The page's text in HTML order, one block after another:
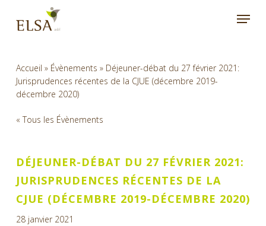
main
Menu
Accueil » Évènements » Déjeuner-débat du 27 février 2021:
Jurisprudences récentes de la CJUE (décembre 2019-
décembre 2020)
« Tous les Évènements
DÉJEUNER-DÉBAT DU 27 FÉVRIER 2021:
JURISPRUDENCES RÉCENTES DE LA
CJUE (DÉCEMBRE 2019-DÉCEMBRE 2020)
28 janvier 2021